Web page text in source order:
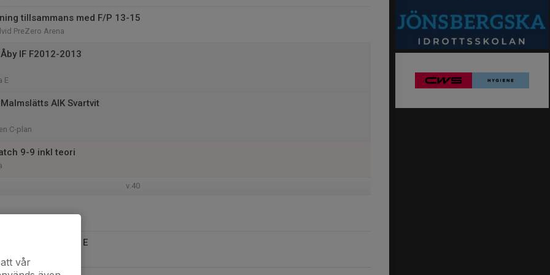
tillsammans med F/P 13-15
PreZero Arena
IF F2012-2013
E
AIK Svartvit
C-plan
9-9 inkl teori
v.40
på gräsplan E
Plan E
vår